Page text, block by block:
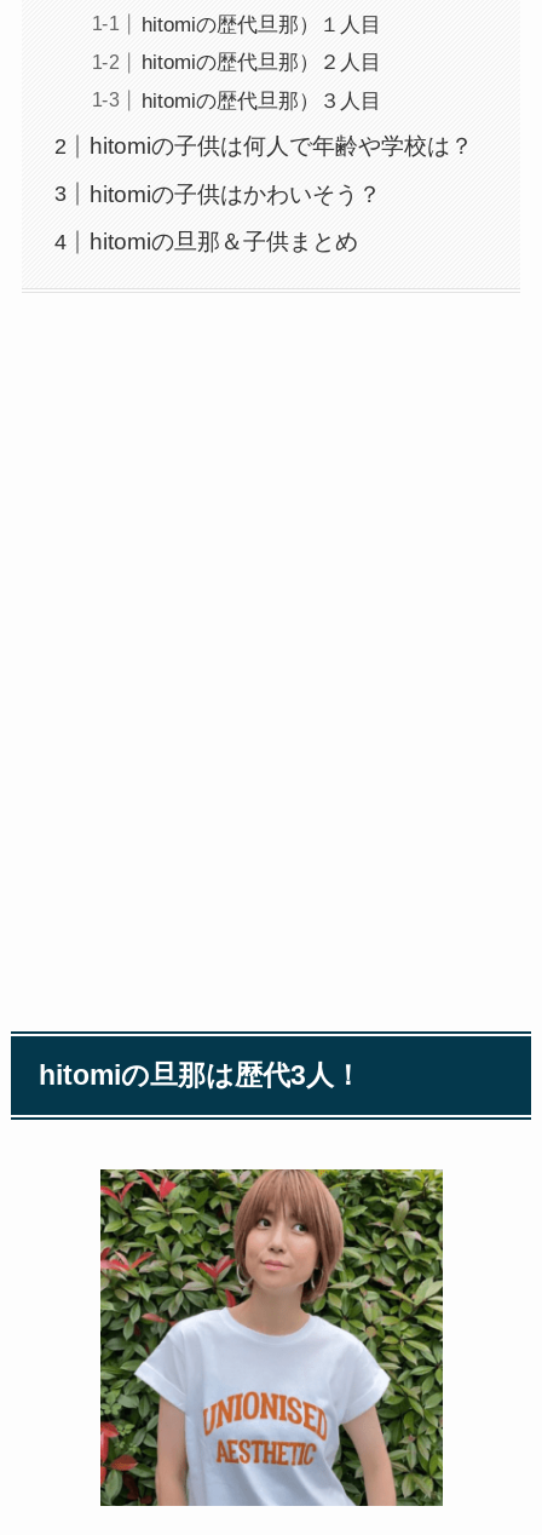
hitomiの歴代旦那）１人目
hitomiの歴代旦那）２人目
hitomiの歴代旦那）３人目
hitomiの子供は何人で年齢や学校は？
hitomiの子供はかわいそう？
hitomiの旦那＆子供まとめ
hitomiの旦那は歴代3人！